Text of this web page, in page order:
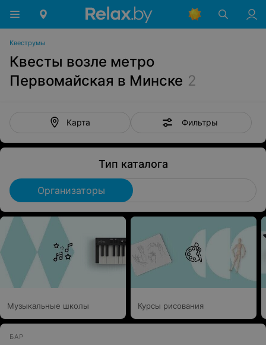
Квеструмы
Квесты возле метро
Первомайская в Минске 2
Карта Фильтры
Тип каталога
Организаторы
Музыкальные школы Курсы рисования
БАР